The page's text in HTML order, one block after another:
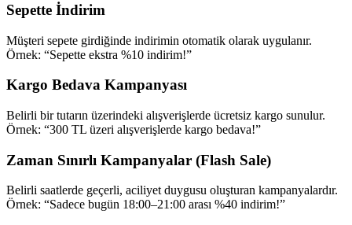
Sepette İndirim
Müşteri sepete girdiğinde indirimin otomatik olarak uygulanır.
Örnek: “Sepette ekstra %10 indirim!”
Kargo Bedava Kampanyası
Belirli bir tutarın üzerindeki alışverişlerde ücretsiz kargo sunulur.
Örnek: “300 TL üzeri alışverişlerde kargo bedava!”
Zaman Sınırlı Kampanyalar (Flash Sale)
Belirli saatlerde geçerli, aciliyet duygusu oluşturan kampanyalardır.
Örnek: “Sadece bugün 18:00–21:00 arası %40 indirim!”